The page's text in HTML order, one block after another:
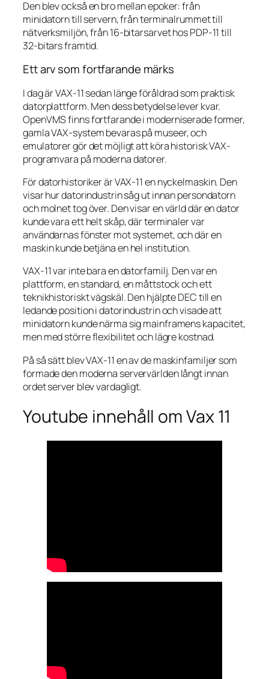
Den blev också en bro mellan epoker: från
minidatorn till servern, från terminalrummet till
nätverksmiljön, från 16-bitarsarvet hos PDP-11 till
32-bitars framtid.
Ett arv som fortfarande märks
I dag är VAX-11 sedan länge föråldrad som praktisk
datorplattform. Men dess betydelse lever kvar.
OpenVMS finns fortfarande i moderniserade former,
gamla VAX-system bevaras på museer, och
emulatorer gör det möjligt att köra historisk VAX-
programvara på moderna datorer.
För datorhistoriker är VAX-11 en nyckelmaskin. Den
visar hur datorindustrin såg ut innan persondatorn
och molnet tog över. Den visar en värld där en dator
kunde vara ett helt skåp, där terminaler var
användarnas fönster mot systemet, och där en
maskin kunde betjäna en hel institution.
VAX-11 var inte bara en datorfamilj. Den var en
plattform, en standard, en måttstock och ett
teknikhistoriskt vägskäl. Den hjälpte DEC till en
ledande position i datorindustrin och visade att
minidatorn kunde närma sig mainframens kapacitet,
men med större flexibilitet och lägre kostnad.
På så sätt blev VAX-11 en av de maskinfamiljer som
formade den moderna servervärlden långt innan
ordet server blev vardagligt.
Youtube innehåll om Vax 11